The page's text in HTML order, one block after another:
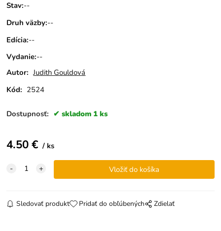
Stav:--
Druh väzby:--
Edícia:--
Vydanie:--
Autor: Judith Gouldová
Kód: 2524
Dostupnosť: skladom 1 ks
4.50€ ks
Sledovať produkt Pridať do obľúbených Zdielať